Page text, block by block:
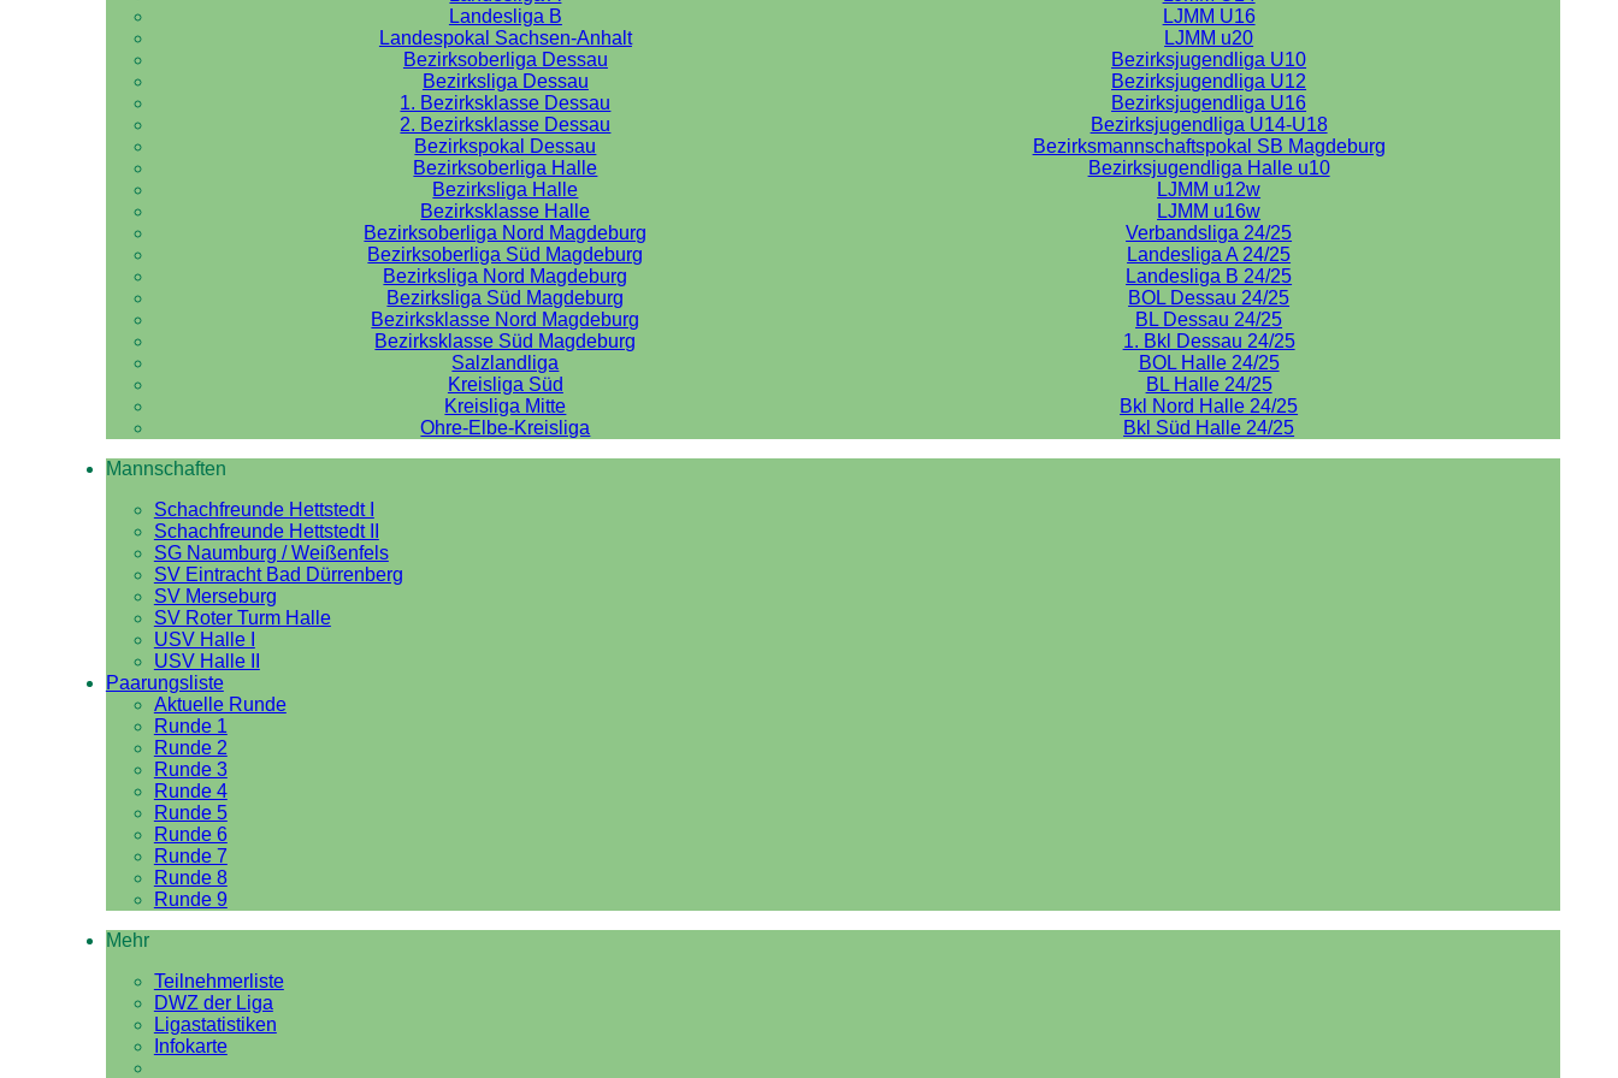
Landesliga B
LJMM U16
Landespokal Sachsen-Anhalt
LJMM u20
Bezirksoberliga Dessau
Bezirksjugendliga U10
Bezirksliga Dessau
Bezirksjugendliga U12
1. Bezirksklasse Dessau
Bezirksjugendliga U16
2. Bezirksklasse Dessau
Bezirksjugendliga U14-U18
Bezirkspokal Dessau
Bezirksmannschaftspokal SB Magdeburg
Bezirksoberliga Halle
Bezirksjugendliga Halle u10
Bezirksliga Halle
LJMM u12w
Bezirksklasse Halle
LJMM u16w
Bezirksoberliga Nord Magdeburg
Verbandsliga 24/25
Bezirksoberliga Süd Magdeburg
Landesliga A 24/25
Bezirksliga Nord Magdeburg
Landesliga B 24/25
Bezirksliga Süd Magdeburg
BOL Dessau 24/25
Bezirksklasse Nord Magdeburg
BL Dessau 24/25
Bezirksklasse Süd Magdeburg
1. Bkl Dessau 24/25
Salzlandliga
BOL Halle 24/25
Kreisliga Süd
BL Halle 24/25
Kreisliga Mitte
Bkl Nord Halle 24/25
Ohre-Elbe-Kreisliga
Bkl Süd Halle 24/25
Mannschaften
Schachfreunde Hettstedt I
Schachfreunde Hettstedt II
SG Naumburg / Weißenfels
SV Eintracht Bad Dürrenberg
SV Merseburg
SV Roter Turm Halle
USV Halle I
USV Halle II
Paarungsliste
Aktuelle Runde
Runde 1
Runde 2
Runde 3
Runde 4
Runde 5
Runde 6
Runde 7
Runde 8
Runde 9
Mehr
Teilnehmerliste
DWZ der Liga
Ligastatistiken
Infokarte